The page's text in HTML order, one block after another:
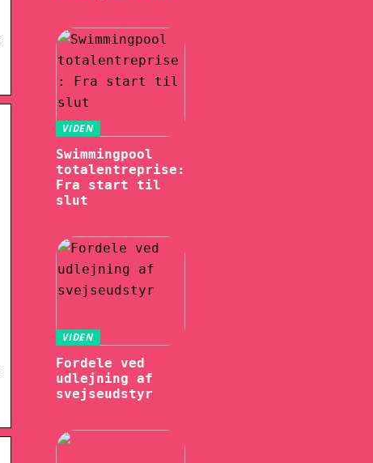
VIDEN
Swimmingpool
totalentreprise:
Fra start til
slut
VIDEN
Fordele ved
udlejning af
svejseudstyr